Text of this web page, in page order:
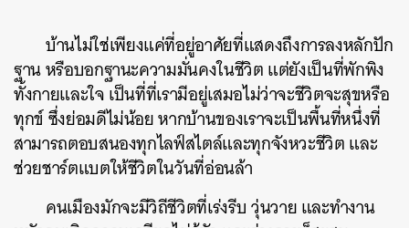
บ้านไม่ใช่เพียงแค่ที่อยู่อาศัยที่แสดงถึงการลงหลักปัก
ฐาน หรือบอกฐานะความมั่นคงในชีวิต แต่ยังเป็นที่พักพิง
ทั้งกายและใจ เป็นที่ที่เรามีอยู่เสมอไม่ว่าจะชีวิตจะสุขหรือ
ทุกข์ ซึ่งย่อมดีไม่น้อย หากบ้านของเราจะเป็นพื้นที่หนึ่งที่
สามารถตอบสนองทุกไลฟ์สไตล์และทุกจังหวะชีวิต และ
ช่วยชาร์ตแบตให้ชีวิตในวันที่อ่อนล้า
คนเมืองมักจะมีวิถีชีวิตที่เร่งรีบ วุ่นวาย และทำงาน